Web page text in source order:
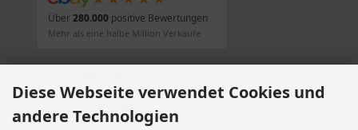
Über280.000positive Bewertungen
Mehr als eine halbe Million Verkäufe
Diese Webseite verwendet Cookies und
andere Technologien